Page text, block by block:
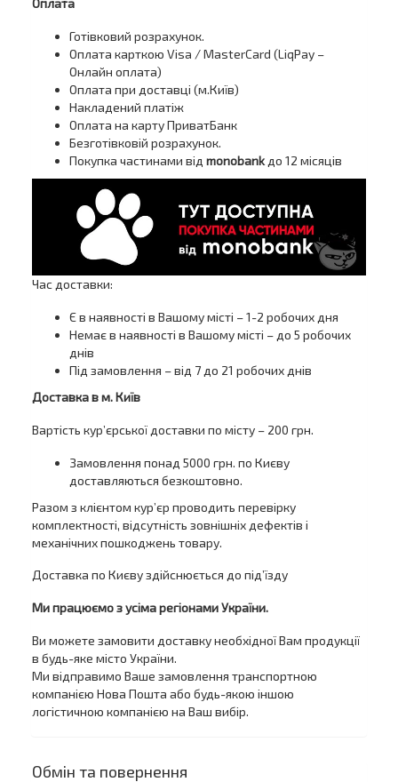
Готівковий розрахунок.
Оплата карткою Visa / MasterCard (LiqPay –
Онлайн оплата)
Оплата при доставці (м.Київ)
Накладений платіж
Оплата на карту ПриватБанк
Безготівковій розрахунок.
Покупка частинами від monobank до 12 місяців
Час доставки:
Є в наявності в Вашому місті – 1-2 робочих дня
Немає в наявності в Вашому місті – до 5 робочих
днів
Під замовлення – від 7 до 21 робочих днів
Доставка в м. Київ
Вартість кур’єрської доставки по місту – 200 грн.
Замовлення понад 5000 грн. по Києву
доставляються безкоштовно.
Разом з клієнтом кур’єр проводить перевірку
комплектності, відсутність зовнішніх дефектів і
механічних пошкоджень товару.
Доставка по Києву здійснюється до під’їзду
Ми працюємо з усіма регіонами України.
Ви можете замовити доставку необхідної Вам продукції
в будь-яке місто України.
Ми відправимо Ваше замовлення транспортною
компанією Нова Пошта або будь-якою іншою
логістичною компанією на Ваш вибір.
Обмін та повернення